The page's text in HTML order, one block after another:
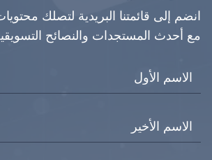
انضم إلى قائمتنا البريدية لتصلك
مع أحدث المستجدات والنصائح